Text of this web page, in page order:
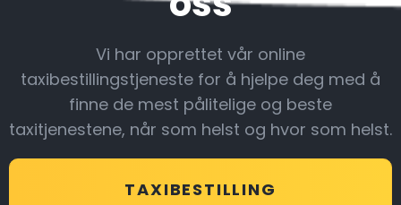
Vi har opprettet vår online
taxibestillingstjeneste for å hjelpe deg med å
finne de mest pålitelige og beste
taxitjenestene, når som helst og hvor som helst.
TAXIBESTILLING